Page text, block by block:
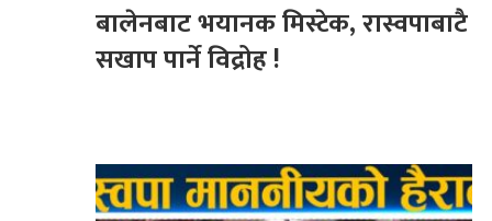
बालेनबाट भयानक मिस्टेक, रास्वपाबाटै
सखाप पार्ने विद्रोह !